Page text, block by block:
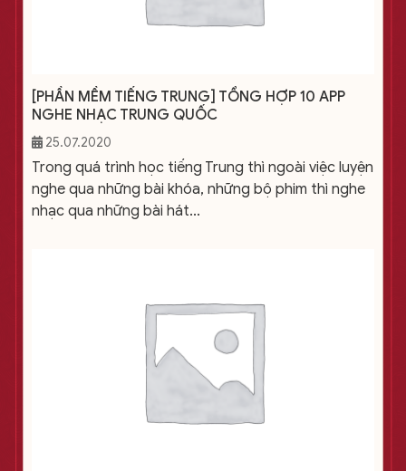
[PHẦN MỀM TIẾNG TRUNG] TỔNG HỢP 10 APP
NGHE NHẠC TRUNG QUỐC
25.07.2020
Trong quá trình học tiếng Trung thì ngoài việc luyện
nghe qua những bài khóa, những bộ phim thì nghe
nhạc qua những bài hát...